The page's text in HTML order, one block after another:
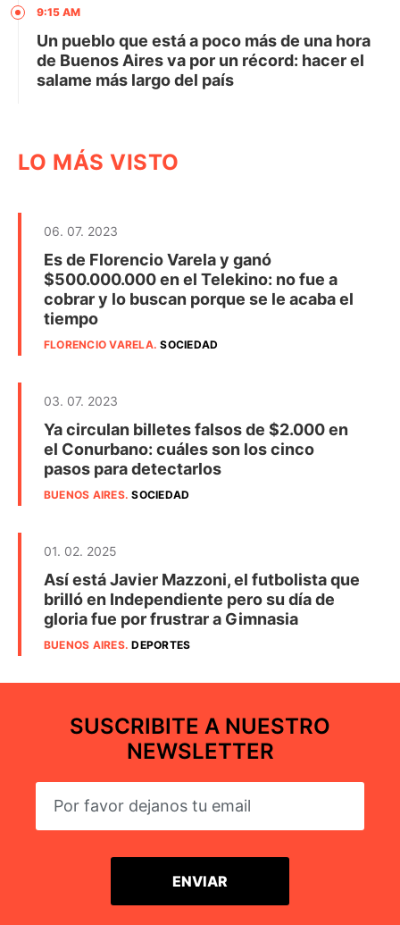
9:15 AM
Un pueblo que está a poco más de una hora
de Buenos Aires va por un récord: hacer el
salame más largo del país
LO MÁS VISTO
06. 07. 2023
Es de Florencio Varela y ganó
$500.000.000 en el Telekino: no fue a
cobrar y lo buscan porque se le acaba el
tiempo
FLORENCIO VARELA.SOCIEDAD
03. 07. 2023
Ya circulan billetes falsos de $2.000 en
el Conurbano: cuáles son los cinco
pasos para detectarlos
BUENOS AIRES.SOCIEDAD
01. 02. 2025
Así está Javier Mazzoni, el futbolista que
brilló en Independiente pero su día de
gloria fue por frustrar a Gimnasia
BUENOS AIRES.DEPORTES
SUSCRIBITE A NUESTRO
NEWSLETTER